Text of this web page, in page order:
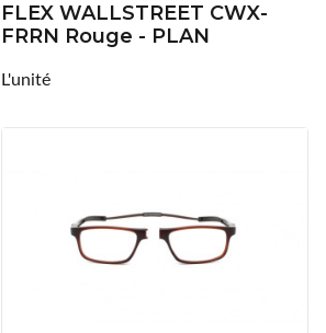
FLEX WALLSTREET CWX-
FRRN Rouge - PLAN
L'unité